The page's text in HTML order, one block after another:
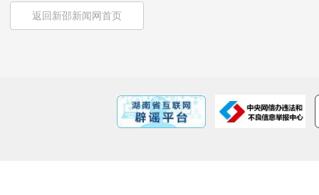
返回新邵新闻网首页